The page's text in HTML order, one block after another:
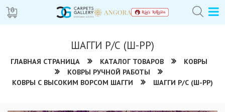
ШАГГИ Р/С (Ш-РР)
ГЛАВНАЯ СТРАНИЦА КАТАЛОГ ТОВАРОВ
КОВРЫ
КОВРЫ РУЧНОЙ РАБОТЫ
КОВРЫ С ВЫСОКИМ ВОРСОМ ШАГГИ
ШАГГИ Р/С (Ш-РР)